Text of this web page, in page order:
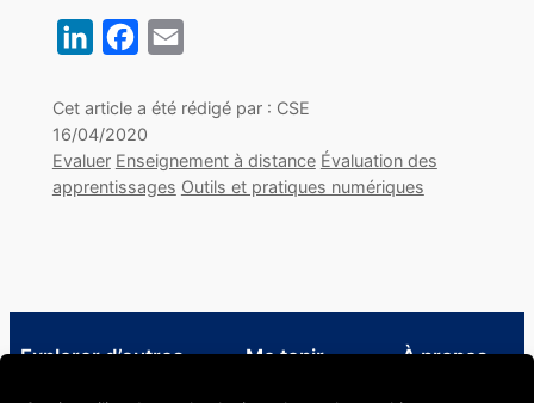
LinkedInFacebook
Cet article a été rédigé par : CSE
16/04/2020
Evaluer Enseignement à distance Évaluation des
apprentissages Outils et pratiques numériques
Explorer d’autres
Me tenir
À propos
À propos